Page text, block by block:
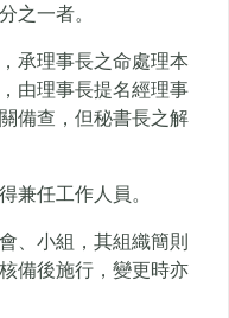
之一者。
承理事長之命處理本
由理事長提名經理事
備查，但秘書長之解
兼任工作人員。
、小組，其組織簡則
備後施行，變更時亦